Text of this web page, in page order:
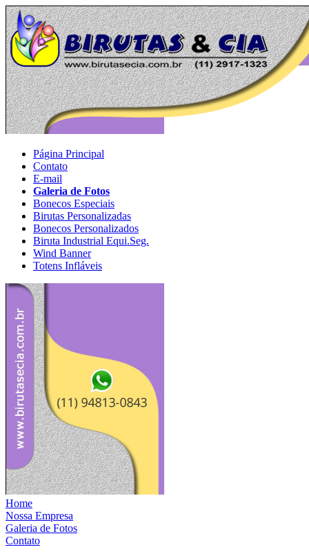
Página Principal
Contato
E-mail
Galeria de Fotos
Bonecos Especiais
Birutas Personalizadas
Bonecos Personalizados
Biruta Industrial Equi.Seg.
Wind Banner
Totens Infláveis
Home
Nossa Empresa
Galeria de Fotos
Contato